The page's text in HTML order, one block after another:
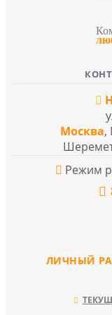
Москва,
Режим
ЛИЧНЫЙ